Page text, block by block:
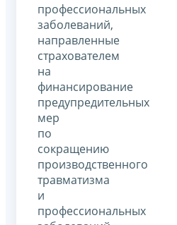
профессиональных
заболеваний,
направленные
страхователем
на
финансирование
предупредительных
мер
по
сокращению
производственного
травматизма
и
профессиональных